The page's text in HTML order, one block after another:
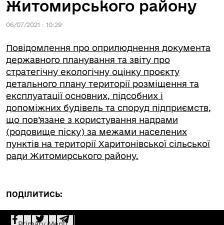
Житомирського району
06/07/2021 : 10:29
Повідомлення про оприлюднення документа
державного планування та звіту про
стратегічну екологічну оцінку проєкту
детального плану території розміщення та
експлуатації основних, підсобних і
допоміжних будівель та споруд підприємств,
що пов’язане з користування надрами
(родовище піску) за межами населених
пунктів на території Харитонівської сільської
ради Житомирського району.
ПОДІЛИТИСЬ: